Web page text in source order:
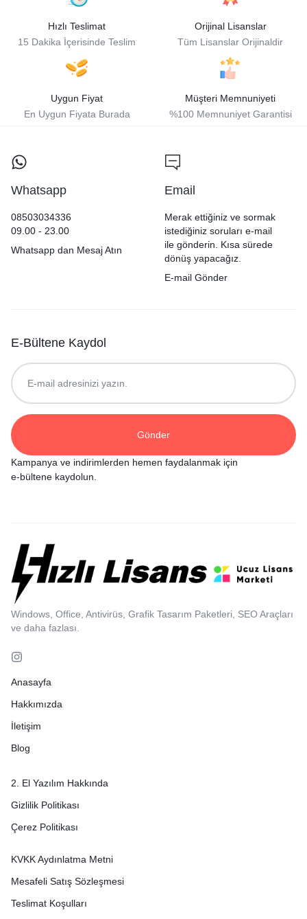
Hızlı Teslimat
15 Dakika İçerisinde Teslim
Orijinal Lisanslar
Tüm Lisanslar Orijinaldir
Uygun Fiyat
En Uygun Fiyata Burada
Müşteri Memnuniyeti
%100 Memnuniyet Garantisi
Whatsapp
08503034336
09.00 - 23.00
Whatsapp dan Mesaj Atın
Email
Merak ettiğiniz ve sormak
istediğiniz soruları e-mail
ile gönderin. Kısa sürede
dönüş yapacağız.
E-mail Gönder
E-Bültene Kaydol
Kampanya ve indirimlerden hemen faydalanmak için
e-bültene kaydolun.
Windows, Office, Antivirüs, Grafik Tasarım Paketleri, SEO Araçları
ve daha fazlası.
Anasayfa
Hakkımızda
İletişim
Blog
2. El Yazılım Hakkında
Gizlilik Politikası
Çerez Politikası
KVKK Aydınlatma Metni
Mesafeli Satış Sözleşmesi
Teslimat Koşulları